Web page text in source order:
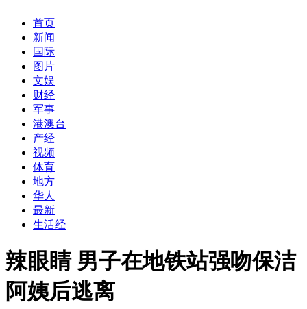
首页
新闻
国际
图片
文娱
财经
军事
港澳台
产经
视频
体育
地方
华人
最新
生活经
辣眼睛 男子在地铁站强吻保洁
阿姨后逃离